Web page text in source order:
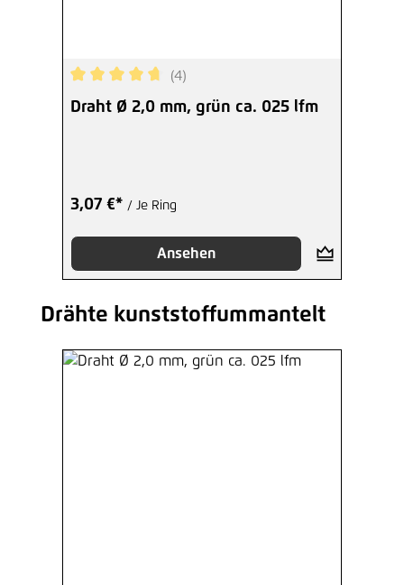
Durchschnittliche Bewertung von 4.75 von 5
(4)
Draht Ø 2,0 mm, grün ca. 025 lfm
3,07 €* / Je Ring
Ansehen
Produktgalerie überspringen
Drähte kunststoffummantelt